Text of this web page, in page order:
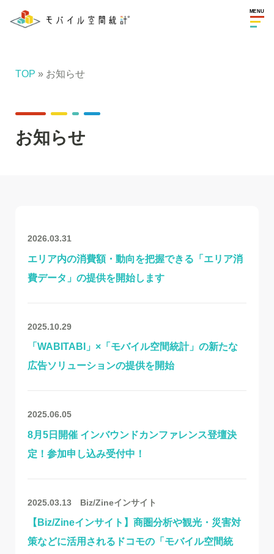
MENU
TOP » お知らせ
お知らせ
2026.03.31
エリア内の消費額・動向を把握できる「エリア消
費データ」の提供を開始します
2025.10.29
「WABITABI」×「モバイル空間統計」の新たな
広告ソリューションの提供を開始
2025.06.05
8月5日開催 インバウンドカンファレンス登壇決
定！参加申し込み受付中！
2025.03.13 Biz/Zineインサイト
【Biz/Zineインサイト】商圏分析や観光・災害対
策などに活用されるドコモの「モバイル空間統